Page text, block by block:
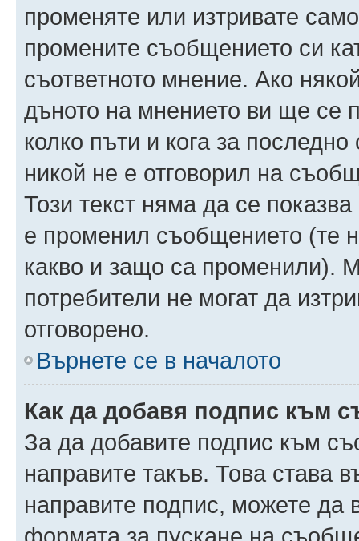
променяте или изтривате
промените съобщението си
съответното мнение. Ако
дъното на мнението ви ще се
колко пъти и кога за
никой не е отговорил на
Този текст няма да се
е променил съобщението (те
какво и защо са променили).
потребители не могат да
отговорено.
Върнете се в началото
Как да добавя подпис към
За да добавите подпис към
направите такъв. Това
направите подпис, можете да
формата за пускане на